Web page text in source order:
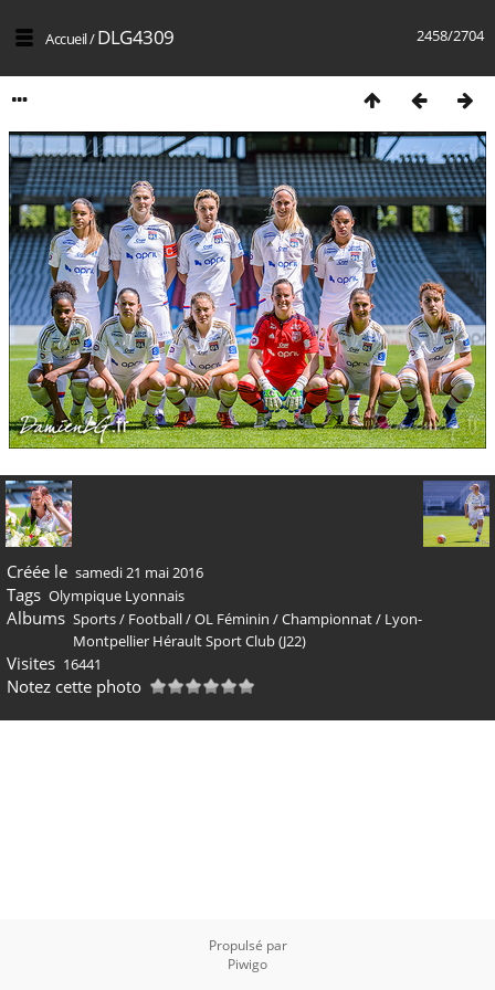
2458/2704
Accueil/DLG4309
Créée le samedi 21 mai 2016
Tags Olympique Lyonnais
Albums Sports/ Football/OL Féminin /Championnat/ Lyon-
Montpellier Hérault Sport Club (J22)
Visites 16441
Notez cette photo
Propulsé par
Piwigo